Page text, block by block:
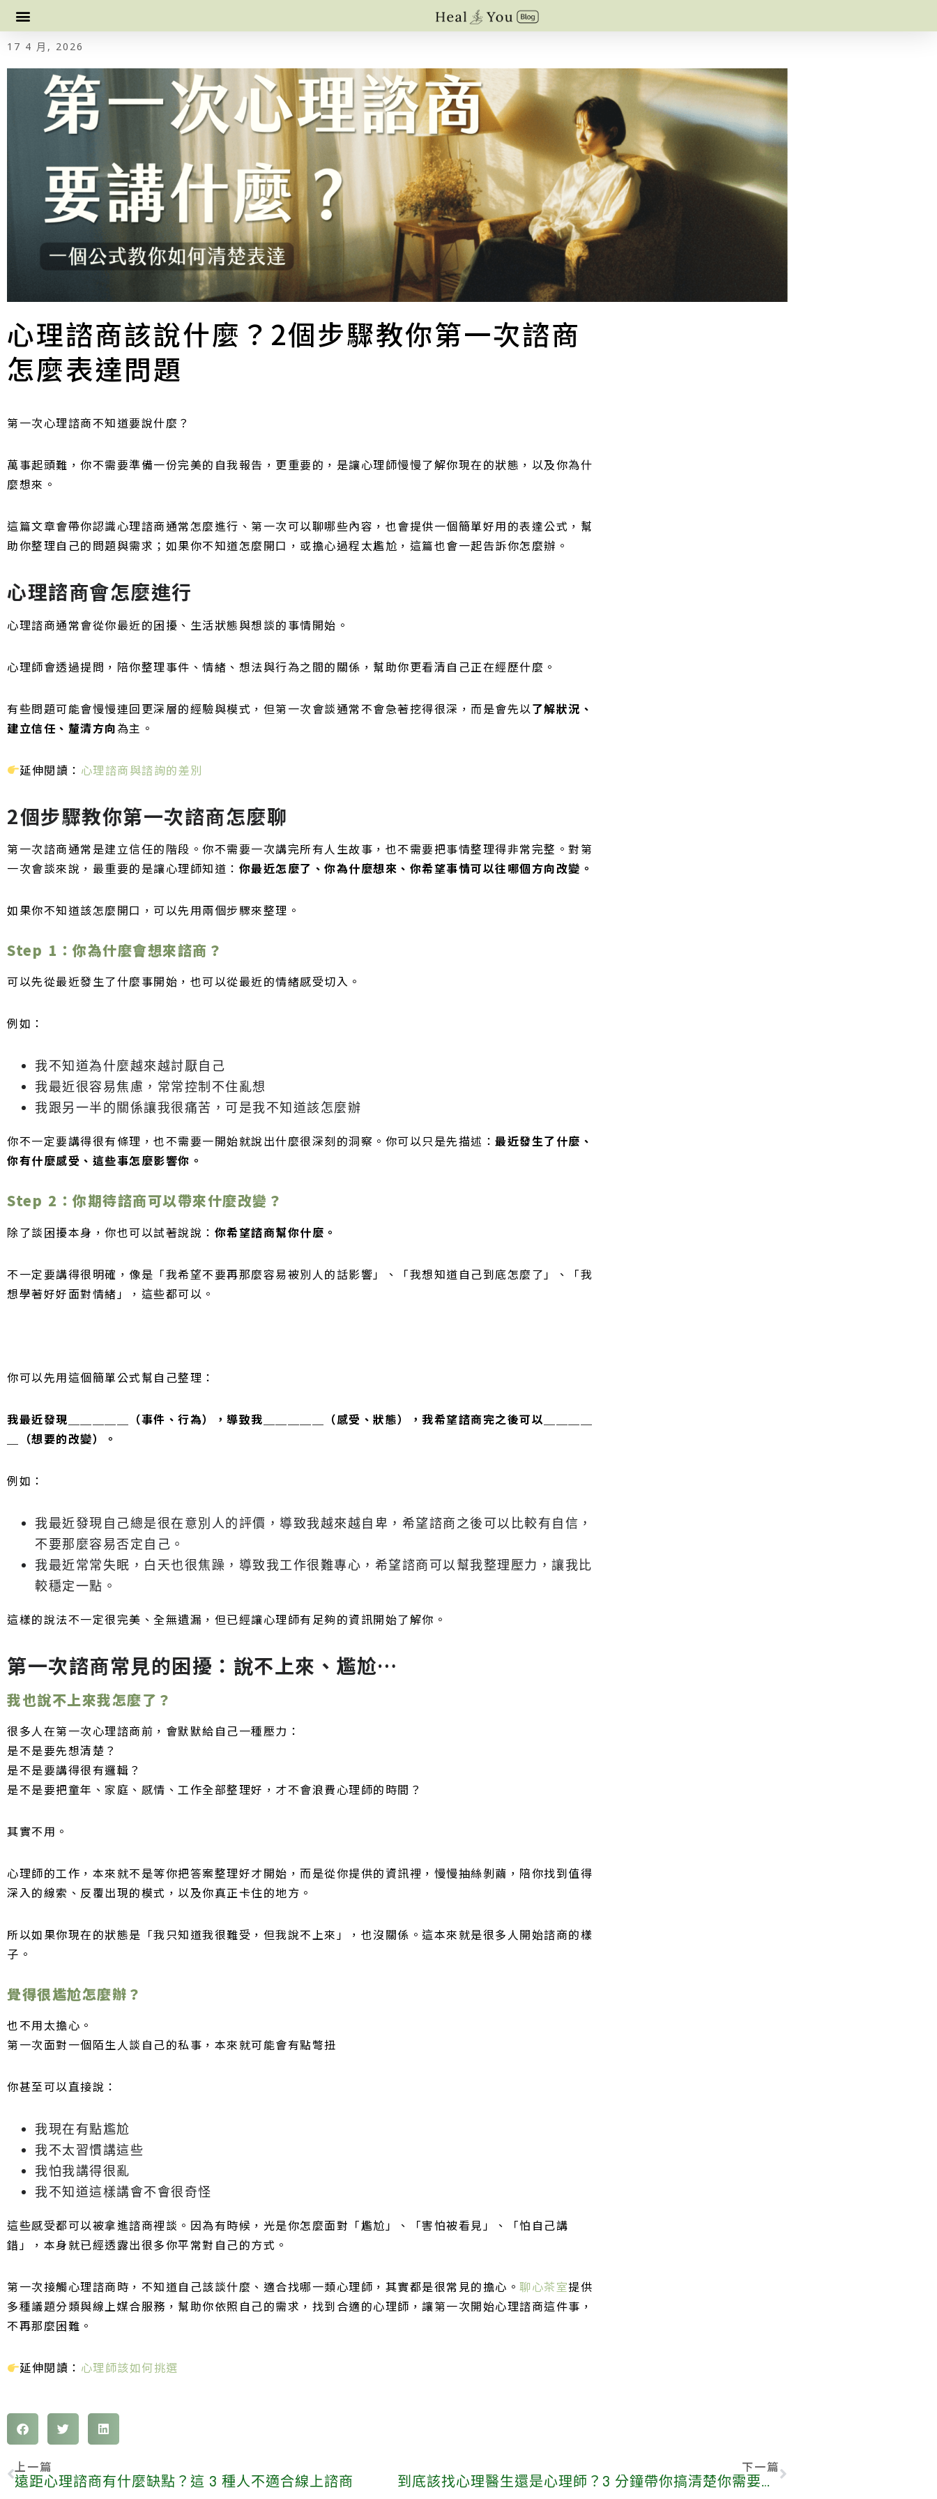
17 4 月, 2026
心理諮商該說什麼？2個步驟教你第一次諮商
怎麼表達問題
第一次心理諮商不知道要說什麼？
萬事起頭難，你不需要準備一份完美的自我報告，更重要的，是讓心理師慢慢了解你現在的狀態，以及你為什
麼想來。
這篇文章會帶你認識心理諮商通常怎麼進行、第一次可以聊哪些內容，也會提供一個簡單好用的表達公式，幫
助你整理自己的問題與需求；如果你不知道怎麼開口，或擔心過程太尷尬，這篇也會一起告訴你怎麼辦。
心理諮商會怎麼進行
心理諮商通常會從你最近的困擾、生活狀態與想談的事情開始。
心理師會透過提問，陪你整理事件、情緒、想法與行為之間的關係，幫助你更看清自己正在經歷什麼。
有些問題可能會慢慢連回更深層的經驗與模式，但第一次會談通常不會急著挖得很深，而是會先以了解狀況、
建立信任、釐清方向為主。
延伸閱讀： 心理諮商與諮詢的差別
2個步驟教你第一次諮商怎麼聊
第一次諮商通常是建立信任的階段。你不需要一次講完所有人生故事，也不需要把事情整理得非常完整。對第
一次會談來說，最重要的是讓心理師知道： 你最近怎麼了、你為什麼想來、你希望事情可以往哪個方向改變。
如果你不知道該怎麼開口，可以先用兩個步驟來整理。
Step 1：你為什麼會想來諮商？
可以先從最近發生了什麼事開始，也可以從最近的情緒感受切入。
例如：
我不知道為什麼越來越討厭自己
我最近很容易焦慮，常常控制不住亂想
我跟另一半的關係讓我很痛苦，可是我不知道該怎麼辦
你不一定要講得很有條理，也不需要一開始就說出什麼很深刻的洞察。你可以只是先描述： 最近發生了什麼、
你有什麼感受、這些事怎麼影響你。
Step 2：你期待諮商可以帶來什麼改變？
除了談困擾本身，你也可以試著說說： 你希望諮商幫你什麼。
不一定要講得很明確，像是「我希望不要再那麼容易被別人的話影響」、「我想知道自己到底怎麼了」、「我
想學著好好面對情緒」，這些都可以。
你可以先用這個簡單公式幫自己整理：
我最近發現＿＿＿＿＿（事件、行為），導致我＿＿＿＿＿（感受、狀態），我希望諮商完之後可以＿＿＿＿
＿（想要的改變）。
例如：
我最近發現自己總是很在意別人的評價，導致我越來越自卑，希望諮商之後可以比較有自信，
不要那麼容易否定自己。
我最近常常失眠，白天也很焦躁，導致我工作很難專心，希望諮商可以幫我整理壓力，讓我比
較穩定一點。
這樣的說法不一定很完美、全無遺漏，但已經讓心理師有足夠的資訊開始了解你。
第一次諮商常見的困擾：說不上來、尷尬…
我也說不上來我怎麼了？
很多人在第一次心理諮商前，會默默給自己一種壓力：
是不是要先想清楚？
是不是要講得很有邏輯？
是不是要把童年、家庭、感情、工作全部整理好，才不會浪費心理師的時間？
其實不用。
心理師的工作，本來就不是等你把答案整理好才開始，而是從你提供的資訊裡，慢慢抽絲剝繭，陪你找到值得
深入的線索、反覆出現的模式，以及你真正卡住的地方。
所以如果你現在的狀態是「我只知道我很難受，但我說不上來」，也沒關係。這本來就是很多人開始諮商的樣
子。
覺得很尷尬怎麼辦？
也不用太擔心。
第一次面對一個陌生人談自己的私事，本來就可能會有點彆扭
你甚至可以直接說：
我現在有點尷尬
我不太習慣講這些
我怕我講得很亂
我不知道這樣講會不會很奇怪
這些感受都可以被拿進諮商裡談。因為有時候，光是你怎麼面對「尷尬」、「害怕被看見」、「怕自己講
錯」，本身就已經透露出很多你平常對自己的方式。
第一次接觸心理諮商時，不知道自己該談什麼、適合找哪一類心理師，其實都是很常見的擔心。 聊心茶室提供
多種議題分類與線上媒合服務，幫助你依照自己的需求，找到合適的心理師，讓第一次開始心理諮商這件事，
不再那麼困難。
延伸閱讀： 心理師該如何挑選
上一篇
遠距心理諮商有什麼缺點？這 3 種人不適合線上諮商
下一篇
到底該找心理醫生還是心理師？3 分鐘帶你搞清楚你需要心理諮商還是治療